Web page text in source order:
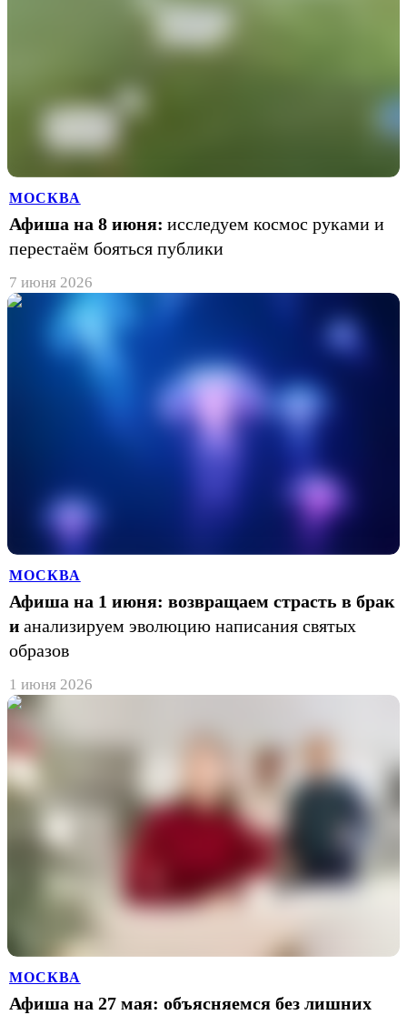
МОСКВА
Афиша на 8 июня: исследуем космос руками и
перестаём бояться публики
7 июня 2026
МОСКВА
Афиша на 1 июня: возвращаем страсть в брак
и анализируем эволюцию написания святых
образов
1 июня 2026
МОСКВА
Афиша на 27 мая: объясняемся без лишних